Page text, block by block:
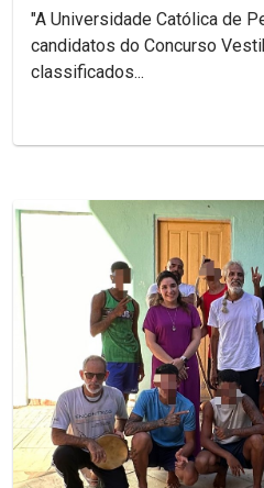
"A Universidade Católica de
candidatos do Concurso
classificados...